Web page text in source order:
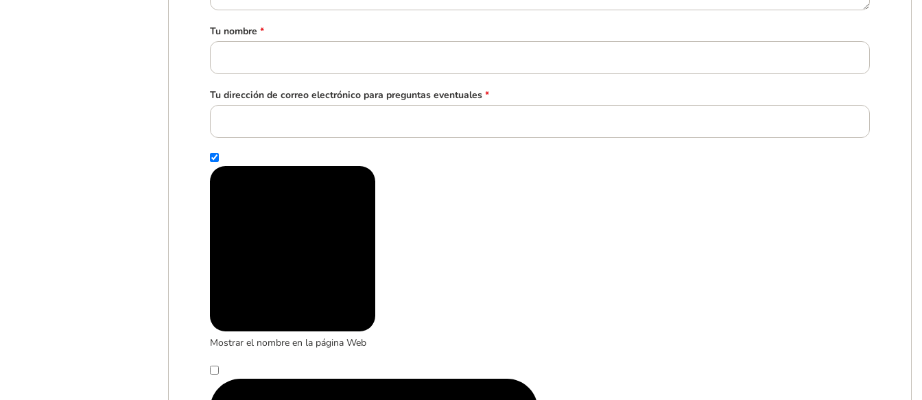
Tu nombre *
Tu dirección de correo electrónico para preguntas eventuales *
Mostrar el nombre en la página Web